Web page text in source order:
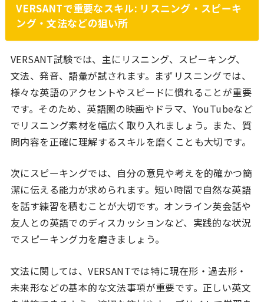
VERSANTで重要なスキル: リスニング・スピーキ
ング・文法などの狙い所
VERSANT試験では、主にリスニング、スピーキング、
文法、発音、語彙が試されます。まずリスニングでは、
様々な英語のアクセントやスピードに慣れることが重要
です。そのため、英語圏の映画やドラマ、YouTubeなど
でリスニング素材を幅広く取り入れましょう。また、質
問内容を正確に理解するスキルを磨くことも大切です。
次にスピーキングでは、自分の意見や考えを的確かつ簡
潔に伝える能力が求められます。短い時間で自然な英語
を話す練習を積むことが大切です。オンライン英会話や
友人との英語でのディスカッションなど、実践的な状況
でスピーキング力を磨きましょう。
文法に関しては、VERSANTでは特に現在形・過去形・
未来形などの基本的な文法事項が重要です。正しい英文